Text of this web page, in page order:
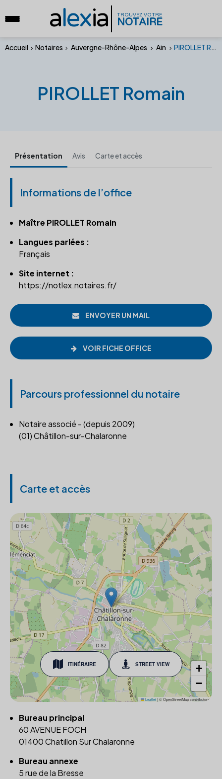
alexia TROUVEZ VOTRE
NOTAIRE
Accueil Notaires Auvergne-Rhône-Alpes Ain PIROLLET Romain
PIROLLET Romain
Présentation Avis Carte et accès
Informations de l’office
Maître PIROLLET Romain
Langues parlées :
Français
Site internet :
https://notlex.notaires.fr/
ENVOYER UN MAIL
VOIR FICHE OFFICE
Parcours professionnel du notaire
Notaire associé - (depuis 2009)
(01) Châtillon-sur-Chalaronne
Carte et accès
ITINÉRAIRE STREET VIEW
+
−
Leaflet|© OpenStreetMap contributors
Bureau principal
60 AVENUE FOCH
01400 Chatillon Sur Chalaronne
Bureau annexe
5 rue de la Bresse